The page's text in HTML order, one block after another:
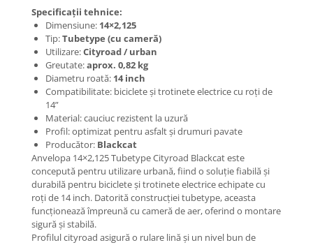
Cabluri motoare
Senzori Hall
Baterii
Controlere & Conversoare DC/DC
Încărcătoare
Prize de încărcare
Cabluri pentru baterii
Componente baterii
Localizatoare GPS
Mecanică
Furci / mânere principale &
secundare
Specificații tehnice:
Dimensiune: 14×2,125
Tip:Tubetype (cu cameră)
Utilizare:Cityroad / urban
Greutate:aprox. 0,82 kg
Diametru roată: 14 inch
Compatibilitate: biciclete și trotinete electrice cu roți de
14”
Material: cauciuc rezistent la uzură
Profil: optimizat pentru asfalt și drumuri pavate
Producător: Blackcat
Anvelopa 14×2,125 Tubetype Cityroad Blackcat este
concepută pentru utilizare urbană, fiind o soluție fiabilă și
durabilă pentru biciclete și trotinete electrice echipate cu
roți de 14 inch. Datorită construcției tubetype, aceasta
funcționează împreună cu cameră de aer, oferind o montare
sigură și stabilă.
Profilul cityroad asigură o rulare lină și un nivel bun de